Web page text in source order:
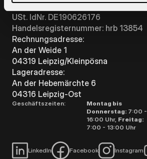
St.-Nr. 23210504249
USt. IdNr. DE190626176
Handelsregisternummer: hrb 13854
Rechnungsadresse:
An der Weide 1
04319 Leipzig/Kleinpösna
Lageradresse:
An der Hebemärchte 6
04316 Leipzig-Ost
Geschäftszeiten:
Montag bis
Donnerstag: 7:00 -
16:00 Uhr, Freitag:
7:00 - 13:00 Uhr
LinkedIn Facebook Instagram